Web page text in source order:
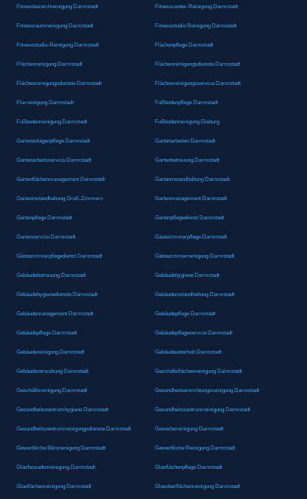
Fitnessbereichreinigung Darmstadt Fitnesscenter-Reinigung Darmstadt
Fitnessraumreinigung Darmstadt Fitnessstudio Reinigung Darmstadt
Fitnessstudio-Reinigung Darmstadt Flächenpflege Darmstadt
Flächenreinigung Darmstadt Flächenreinigungsdienste Darmstadt
Flächenreinigungsdienste Darmstadt Flächenreinigungsservice Darmstadt
Flurreinigung Darmstadt Fußbodenpflege Darmstadt
Fußbodenreinigung Darmstadt Fußbodenreinigung Dieburg
Gartenanlagenpflege Darmstadt Gartenarbeiten Darmstadt
Gartenarbeitsservice Darmstadt Gartenbetreuung Darmstadt
Gartenflächenmanagement Darmstadt Garteninstandhaltung Darmstadt
Garteninstandhaltung Groß-Zimmern Gartenmanagement Darmstadt
Gartenpflege Darmstadt Gartenpflegedienst Darmstadt
Gartenservice Darmstadt Gästezimmerpflege Darmstadt
Gästezimmerpflegedienst Darmstadt Gästezimmerreinigung Darmstadt
Gebäudebetreuung Darmstadt Gebäudehygiene Darmstadt
Gebäudehygienedienste Darmstadt Gebäudeinstandhaltung Darmstadt
Gebäudemanagement Darmstadt Gebäudepflege Darmstadt
Gebäudepflege Darmstadt Gebäudepflegeservice Darmstadt
Gebäudereinigung Darmstadt Gebäudeunterhalt Darmstadt
Gebäudeverwaltung Darmstadt Geschäftsflächenreinigung Darmstadt
Geschäftsreinigung Darmstadt Gesundheitseinrichtungsreinigung Darmstadt
Gesundheitszentrumhygiene Darmstadt Gesundheitszentrumreinigung Darmstadt
Gesundheitszentrumreinigungsdienste Darmstadt Gewerbereinigung Darmstadt
Gewerbliche Büroreinigung Darmstadt Gewerbliche Reinigung Darmstadt
Glasfassadenreinigung Darmstadt Glasflächenpflege Darmstadt
Glasflächenreinigung Darmstadt Glasoberflächenreinigung Darmstadt